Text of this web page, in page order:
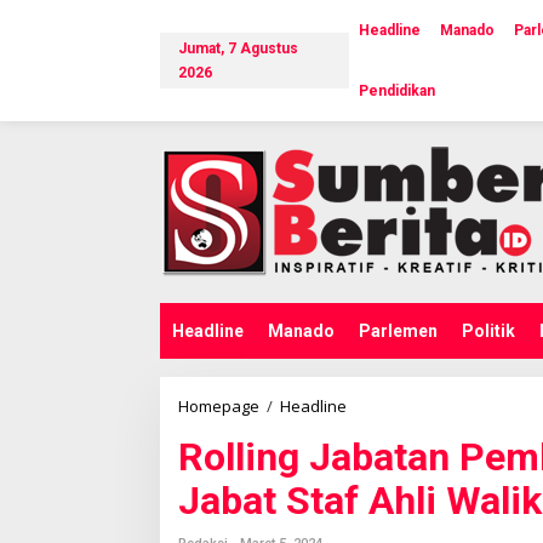
i
Jumat, 7 Agustus
2026
Headline Manado
Pendidikan
Headline Manado Parlemen Politik
Homepage / Headline
l
l
i
n
Rolling Jabatan
Jabat Staf Ahli